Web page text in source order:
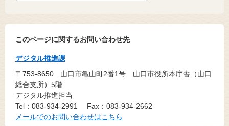
このページに関するお問い合わせ先
デジタル推進課
〒753-8650
山口市亀山町2番1号 山口市役所本庁舎（山口
総合支所）5階
デジタル推進担当
Tel：083-934-2991
Fax：083-934-2662
メールでのお問い合わせはこちら